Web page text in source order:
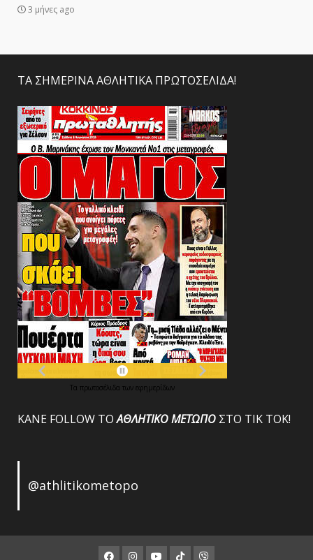
3 μήνες ago
ΤΑ ΣΗΜΕΡΙΝΑ ΑΘΛΗΤΙΚΑ ΠΡΩΤΟΣΕΛΙΔΑ!
Τα πρωτοσέλιδα των εφημερίδων
ΚΑΝΕ FOLLOW ΤΟΑΘΛΗΤΙΚΟΜΕΤΩΠΟ ΣΤΟ ΤΙΚ ΤΟΚ!
@athlitikometopo
Facebook
Instagram
Youtube
ΤΙΚ Viber